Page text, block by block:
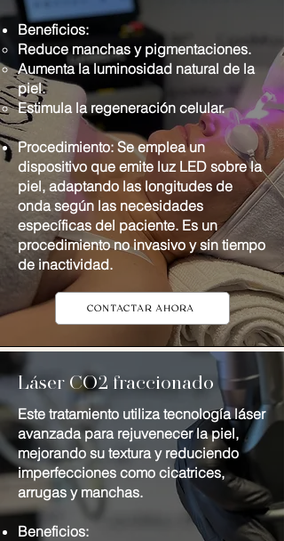
Beneficios:
Reduce manchas y pigmentaciones.
Aumenta la luminosidad natural de la
piel.
Estimula la regeneración celular.
Procedimiento: Se emplea un
dispositivo que emite luz LED sobre la
piel, adaptando las longitudes de
onda según las necesidades
específicas del paciente. Es un
procedimiento no invasivo y sin tiempo
de inactividad.
CONTACTAR AHORA
Láser CO2 fraccionado
Este tratamiento utiliza tecnología láser
avanzada para rejuvenecer la piel,
mejorando su textura y reduciendo
imperfecciones como cicatrices,
arrugas y manchas.
Beneficios: